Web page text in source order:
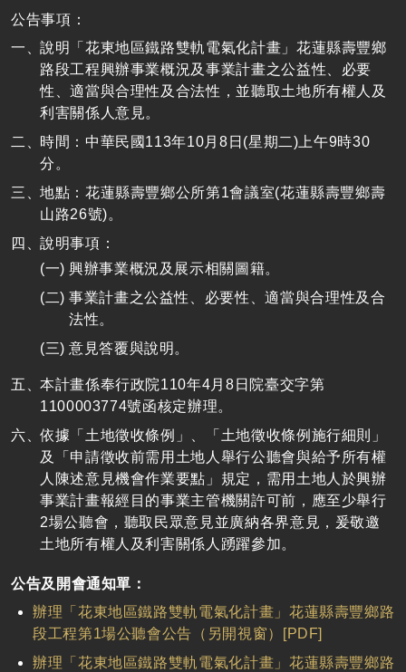
公告事項：
說明「花東地區鐵路雙軌電氣化計畫」花蓮縣壽豐鄉
路段工程興辦事業概況及事業計畫之公益性、必要
性、適當與合理性及合法性，並聽取土地所有權人及
利害關係人意見。
時間：中華民國113年10月8日(星期二)上午9時30
分。
地點：花蓮縣壽豐鄉公所第1會議室(花蓮縣壽豐鄉壽
山路26號)。
說明事項：
興辦事業概況及展示相關圖籍。
事業計畫之公益性、必要性、適當與合理性及合
法性。
意見答覆與說明。
本計畫係奉行政院110年4月8日院臺交字第
1100003774號函核定辦理。
依據「土地徵收條例」、「土地徵收條例施行細則」
及「申請徵收前需用土地人舉行公聽會與給予所有權
人陳述意見機會作業要點」規定，需用土地人於興辦
事業計畫報經目的事業主管機關許可前，應至少舉行
2場公聽會，聽取民眾意見並廣納各界意見，爰敬邀
土地所有權人及利害關係人踴躍參加。
公告及開會通知單：
辦理「花東地區鐵路雙軌電氣化計畫」花蓮縣壽豐鄉路
段工程第1場公聽會公告（另開視窗）[PDF]
辦理「花東地區鐵路雙軌電氣化計畫」花蓮縣壽豐鄉路